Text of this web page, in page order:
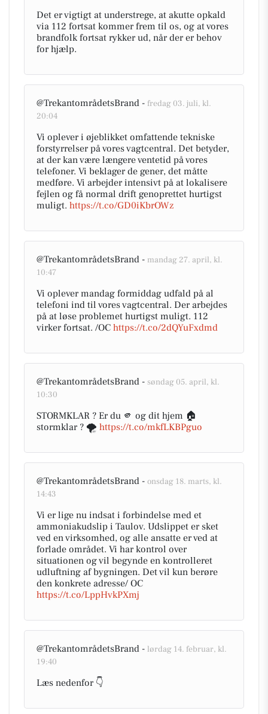
Det er vigtigt at understrege, at akutte opkald
via 112 fortsat kommer frem til os, og at vores
brandfolk fortsat rykker ud, når der er behov
for hjælp.
@TrekantområdetsBrand - fredag 03. juli, kl.
20:04
Vi oplever i øjeblikket omfattende tekniske
forstyrrelser på vores vagtcentral. Det betyder,
at der kan være længere ventetid på vores
telefoner. Vi beklager de gener, det måtte
medføre. Vi arbejder intensivt på at lokalisere
fejlen og få normal drift genoprettet hurtigst
muligt. https://t.co/GD0iKbrOWz
@TrekantområdetsBrand - mandag 27. april, kl.
10:47
Vi oplever mandag formiddag udfald på al
telefoni ind til vores vagtcentral. Der arbejdes
på at løse problemet hurtigst muligt. 112
virker fortsat. /OC https://t.co/2dQYuFxdmd
@TrekantområdetsBrand - søndag 05. april, kl.
10:30
STORMKLAR ? Er du 🫵 og dit hjem 🏠
stormklar ? 🌪️ https://t.co/mkfLKBPguo
@TrekantområdetsBrand - onsdag 18. marts, kl.
14:43
Vi er lige nu indsat i forbindelse med et
ammoniakudslip i Taulov. Udslippet er sket
ved en virksomhed, og alle ansatte er ved at
forlade området. Vi har kontrol over
situationen og vil begynde en kontrolleret
udluftning af bygningen. Det vil kun berøre
den konkrete adresse/ OC
https://t.co/LppHvkPXmj
@TrekantområdetsBrand - lørdag 14. februar, kl.
19:40
Læs nedenfor 👇